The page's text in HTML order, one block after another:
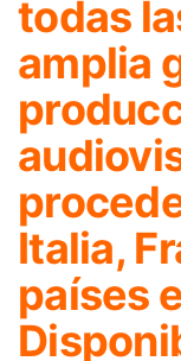
todas
amplia
Italia,
países